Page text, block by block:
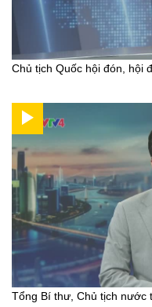
Chủ tịch Quốc hội đón, hội
Tổng Bí thư, Chủ tịch nước